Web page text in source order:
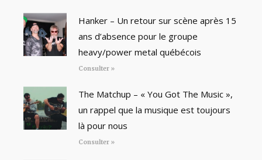
Hanker – Un retour sur scène après 15
ans d’absence pour le groupe
heavy/power metal québécois
Consulter »
The Matchup – « You Got The Music »,
un rappel que la musique est toujours
là pour nous
Consulter »